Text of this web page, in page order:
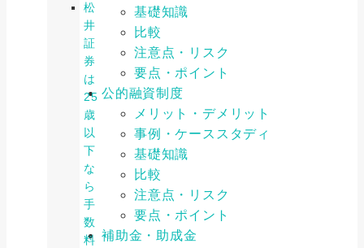
松
井
証
券
は
25
歳
以
下
な
ら
手
数
料
基礎知識
比較
注意点・リスク
要点・ポイント
公的融資制度
メリット・デメリット
事例・ケーススタディ
基礎知識
比較
注意点・リスク
要点・ポイント
補助金・助成金